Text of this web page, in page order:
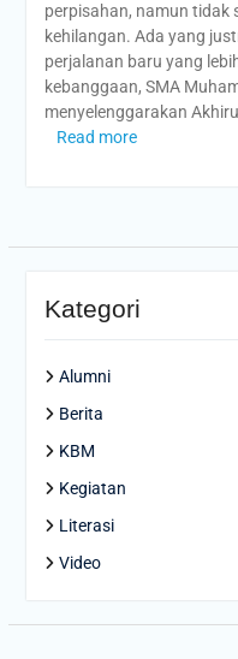
perpisahan, namun tidak
kehilangan. Ada yang
perjalanan baru yang
kebanggaan, SMA
menyelenggarakan
Read more
Kategori
Alumni
Berita
KBM
Kegiatan
Literasi
Video